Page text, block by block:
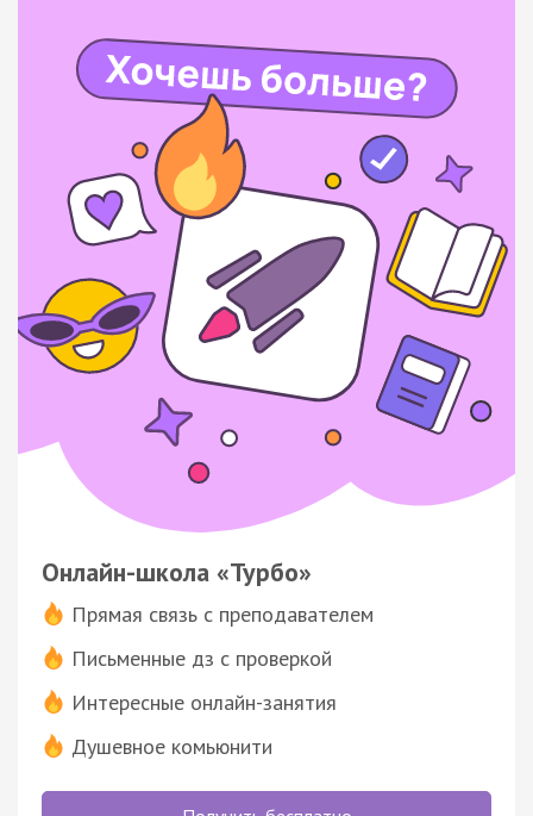
Онлайн-школа «Турбо»
Прямая связь с преподавателем
Письменные дз с проверкой
Интересные онлайн-занятия
Душевное комьюнити